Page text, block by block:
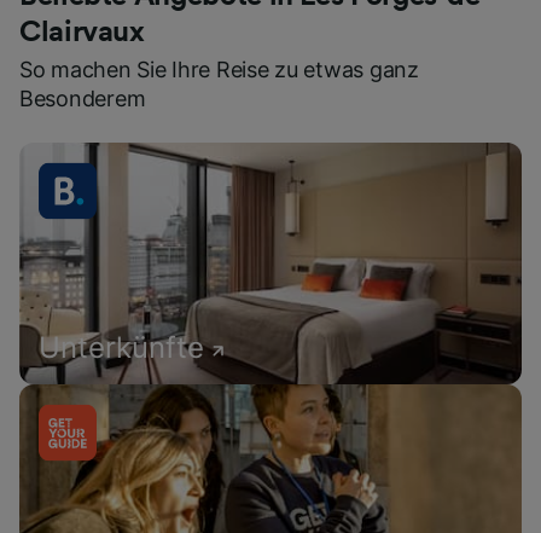
Clairvaux
So machen Sie Ihre Reise zu etwas ganz
Besonderem
Unterkünfte